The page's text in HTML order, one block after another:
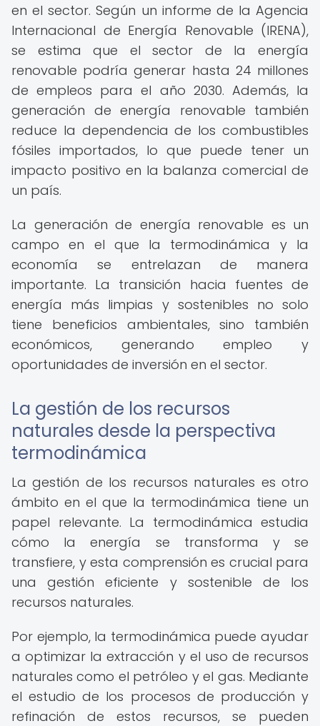
en el sector. Según un informe de la Agencia
Internacional de Energía Renovable (IRENA),
se estima que el sector de la energía
renovable podría generar hasta 24 millones
de empleos para el año 2030. Además, la
generación de energía renovable también
reduce la dependencia de los combustibles
fósiles importados, lo que puede tener un
impacto positivo en la balanza comercial de
un país.
La generación de energía renovable es un
campo en el que la termodinámica y la
economía se entrelazan de manera
importante. La transición hacia fuentes de
energía más limpias y sostenibles no solo
tiene beneficios ambientales, sino también
económicos, generando empleo y
oportunidades de inversión en el sector.
La gestión de los recursos
naturales desde la perspectiva
termodinámica
La gestión de los recursos naturales es otro
ámbito en el que la termodinámica tiene un
papel relevante. La termodinámica estudia
cómo la energía se transforma y se
transfiere, y esta comprensión es crucial para
una gestión eficiente y sostenible de los
recursos naturales.
Por ejemplo, la termodinámica puede ayudar
a optimizar la extracción y el uso de recursos
naturales como el petróleo y el gas. Mediante
el estudio de los procesos de producción y
refinación de estos recursos, se pueden